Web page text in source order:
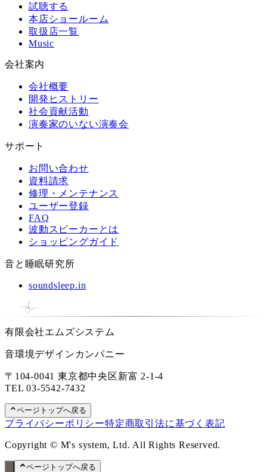
試聴する
本店ショールーム
取扱店一覧
Music
会社案内
会社概要
開発ヒストリー
社会貢献活動
演奏家のいない演奏会
サポート
お問い合わせ
資料請求
修理・メンテナンス
ユーザー登録
FAQ
波動スピーカーとは
ショッピングガイド
音と睡眠研究所
soundsleep.in
有限会社エムズシステム
音環境デザインカンパニー
〒104-0041 東京都中央区新富 2-1-4
TEL03-5542-7432
ページトップへ戻る
プライバシーポリシー特定商取引法に基づく表記
Copyright © M's system, Ltd. All Rights Reserved.
ページトップへ戻る